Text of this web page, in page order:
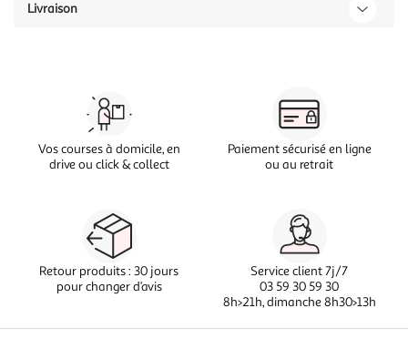
Livraison
Vos courses à domicile, en
drive ou click & collect
Paiement sécurisé en ligne
ou au retrait
Retour produits : 30 jours
pour changer d’avis
Service client 7j/7
03 59 30 59 30
8h>21h, dimanche 8h30>13h